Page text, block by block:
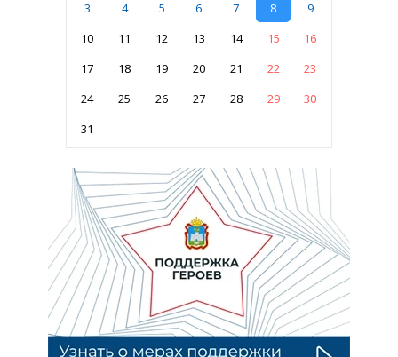
3
4 5 6 7 8
9
10
11 12 13 14 15
16
17
18 19 20 21 22
23
24
25 26 27 28 29
30
31